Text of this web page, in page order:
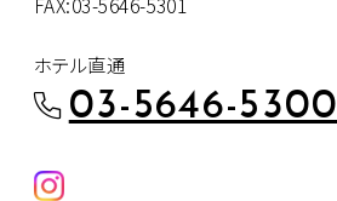
ホテル直通
03-5646-5300